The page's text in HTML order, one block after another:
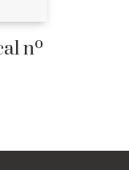
nº